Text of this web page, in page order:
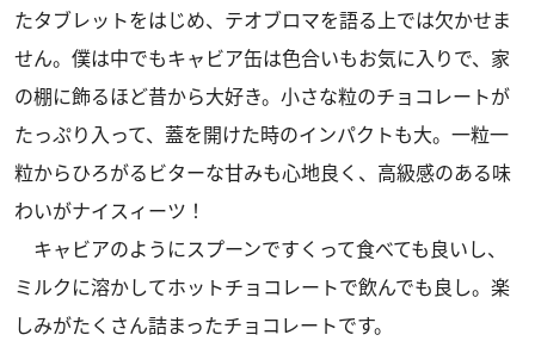
たタブレットをはじめ、テオブロマを語る上では欠かせま
せん。僕は中でもキャビア缶は色合いもお気に入りで、家
の棚に飾るほど昔から大好き。小さな粒のチョコレートが
たっぷり入って、蓋を開けた時のインパクトも大。一粒一
粒からひろがるビターな甘みも心地良く、高級感のある味
わいがナイスィーツ！
キャビアのようにスプーンですくって食べても良いし、
ミルクに溶かしてホットチョコレートで飲んでも良し。楽
しみがたくさん詰まったチョコレートです。